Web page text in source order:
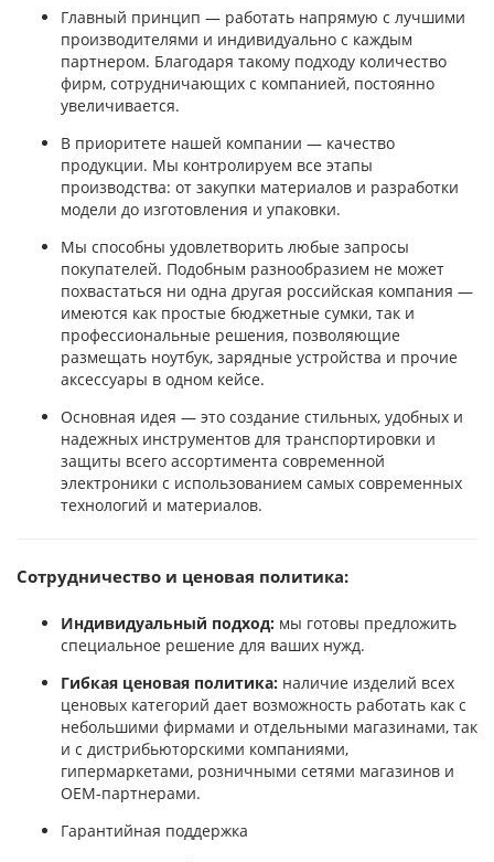
Главный принцип — работать напрямую с лучшими
производителями и индивидуально с каждым
партнером. Благодаря такому подходу количество
фирм, сотрудничающих с компанией, постоянно
увеличивается.
В приоритете нашей компании — качество
продукции. Мы контролируем все этапы
производства: от закупки материалов и разработки
модели до изготовления и упаковки.
Мы способны удовлетворить любые запросы
покупателей. Подобным разнообразием не может
похвастаться ни одна другая российская компания —
имеются как простые бюджетные сумки, так и
профессиональные решения, позволяющие
размещать ноутбук, зарядные устройства и прочие
аксессуары в одном кейсе.
Основная идея — это создание стильных, удобных и
надежных инструментов для транспортировки и
защиты всего ассортимента современной
электроники с использованием самых современных
технологий и материалов.
Сотрудничество и ценовая политика:
Индивидуальный подход: мы готовы предложить
специальное решение для ваших нужд.
Гибкая ценовая политика: наличие изделий всех
ценовых категорий дает возможность работать как с
небольшими фирмами и отдельными магазинами, так
и с дистрибьюторскими компаниями,
гипермаркетами, розничными сетями магазинов и
OEM-партнерами.
Гарантийная поддержка